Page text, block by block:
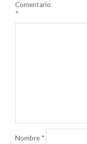
Comentario
*
Nombre *